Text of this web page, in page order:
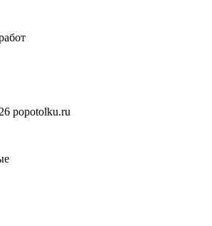
popotolku.ru